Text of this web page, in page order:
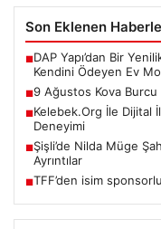
Son Eklenen
■DAP Yapı’dan Bir
Kendini Ödeyen Ev
■9 Ağustos Kova
■Kelebek.Org İle Dijital
Deneyimi
■Şişli’de Nilda Müge
Ayrıntılar
■TFF’den isim